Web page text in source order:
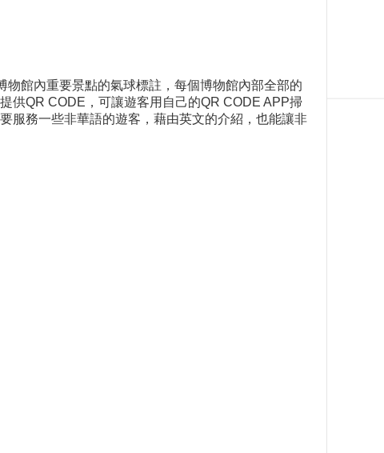
館內重要景點的氣球標註，每個博物館內部全部的
供QR CODE，可讓遊客用自己的QR CODE APP掃
服務一些非華語的遊客，藉由英文的介紹，也能讓非